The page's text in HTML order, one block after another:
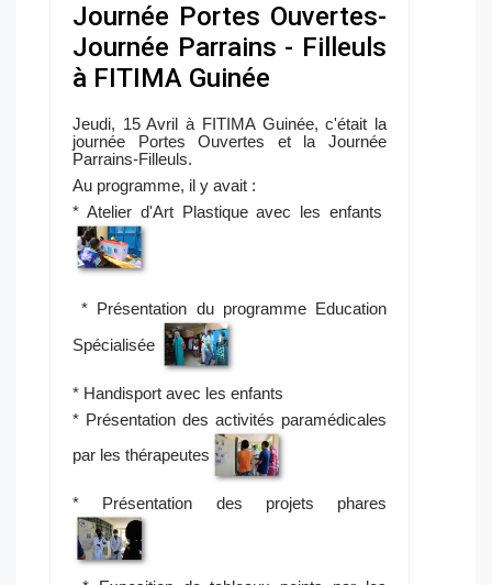
Journée Portes Ouvertes-
Journée Parrains - Filleuls
à FITIMA Guinée
Jeudi, 15 Avril à FITIMA Guinée, c'était la
journée Portes Ouvertes et la Journée
Parrains-Filleuls.
Au programme, il y avait :
* Atelier d'Art Plastique avec les enfants
* Présentation du programme Education
Spécialisée
* Handisport avec les enfants
* Présentation des activités paramédicales
par les thérapeutes
* Présentation des projets phares